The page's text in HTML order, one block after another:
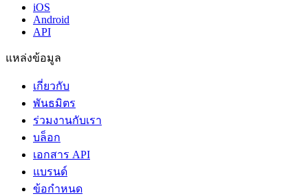
iOS
Android
API
แหล่งข้อมูล
เกี่ยวกับ
พันธมิตร
ร่วมงานกับเรา
บล็อก
เอกสาร API
แบรนด์
ข้อกำหนด